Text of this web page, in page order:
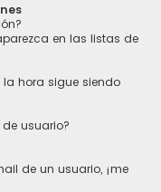
en las listas de
la hora sigue siendo
usuario?
de un usuario, ¡me